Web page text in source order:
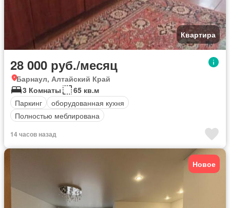
Квартира
28 000 руб./месяц
Барнаул, Алтайский Край
3 Комнаты
65 кв.м
Паркинг
оборудованная кухня
Полностью меблирована
14 часов назад
Новое